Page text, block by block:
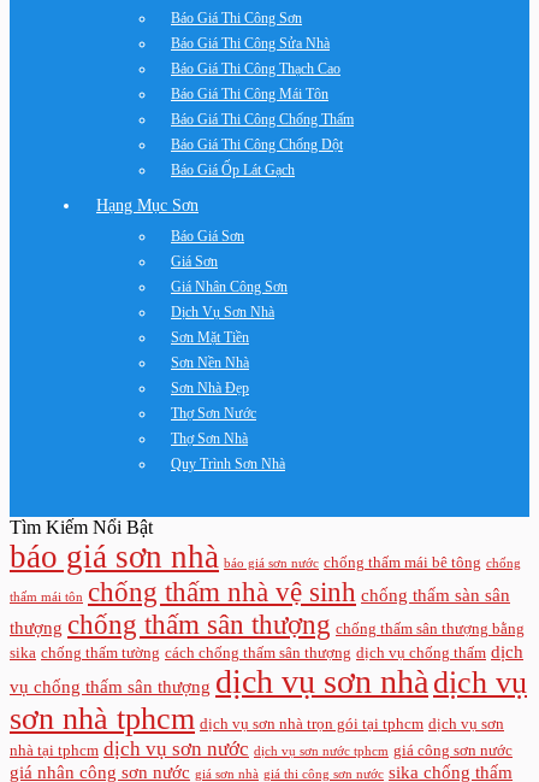
Báo Giá Thi Công Sơn
Báo Giá Thi Công Sửa Nhà
Báo Giá Thi Công Thạch Cao
Báo Giá Thi Công Mái Tôn
Báo Giá Thi Công Chống Thấm
Báo Giá Thi Công Chống Dột
Báo Giá Ốp Lát Gạch
Hạng Mục Sơn
Báo Giá Sơn
Giá Sơn
Giá Nhân Công Sơn
Dịch Vụ Sơn Nhà
Sơn Mặt Tiền
Sơn Nền Nhà
Sơn Nhà Đẹp
Thợ Sơn Nước
Thợ Sơn Nhà
Quy Trình Sơn Nhà
Tìm Kiếm Nổi Bật
báo giá sơn nhà báo giá sơn nước chống thấm mái bê tông chống
thấm mái tôn chống thấm nhà vệ sinh chống thấm sàn sân
thượng chống thấm sân thượng chống thấm sân thượng bằng
sika chống thấm tường cách chống thấm sân thượng dịch vụ chống thấm dịch
vụ chống thấm sân thượng dịch vụ sơn nhà dịch vụ
sơn nhà tphcm dịch vụ sơn nhà trọn gói tại tphcm dịch vụ sơn
nhà tại tphcm dịch vụ sơn nước dịch vụ sơn nước tphcm giá công sơn nước
giá nhân công sơn nước giá sơn nhà giá thi công sơn nước sika chống thấm